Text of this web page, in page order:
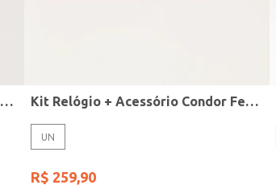
Kit Relógio + Acessório Condor Feminino DOURADO Kit Relógio + Acessório Condor Feminino DOURADO
UN
R$ 259,90